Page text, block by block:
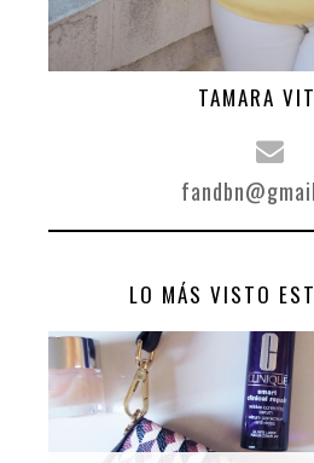
TAMARA
LO MÁS VISTO